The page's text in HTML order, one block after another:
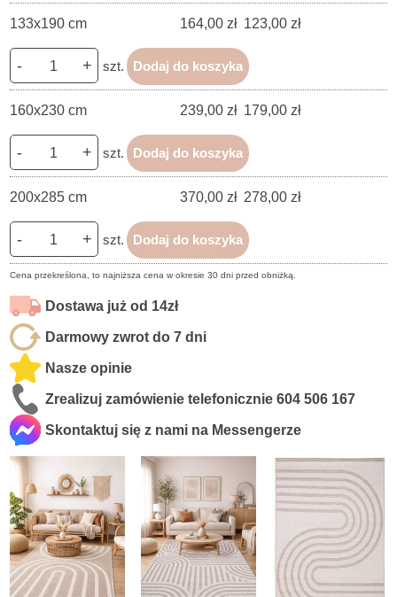
133x190 cm 164,00 zł 123,00 zł
- + szt. Dodaj do koszyka
160x230 cm 239,00 zł 179,00 zł
- + szt. Dodaj do koszyka
200x285 cm 370,00 zł 278,00 zł
- + szt. Dodaj do koszyka
Cena przekreślona, to najniższa cena w okresie 30 dni przed obniżką.
Dostawa już od 14zł
Darmowy zwrot do 7 dni
Nasze opinie
Zrealizuj zamówienie telefonicznie604 506 167
Skontaktuj się z nami na Messengerze